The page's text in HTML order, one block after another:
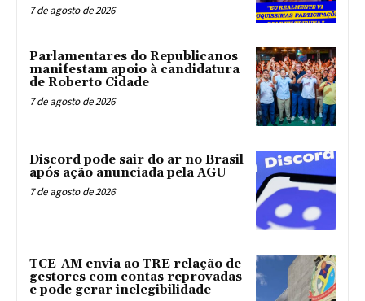
7 de agosto de 2026
Parlamentares do Republicanos
manifestam apoio à candidatura
de Roberto Cidade
7 de agosto de 2026
Discord pode sair do ar no Brasil
após ação anunciada pela AGU
7 de agosto de 2026
TCE-AM envia ao TRE relação de
gestores com contas reprovadas
e pode gerar inelegibilidade